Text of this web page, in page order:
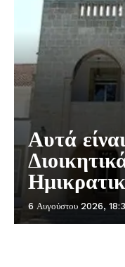
Αυτά
6 Αυγούστου 2026,